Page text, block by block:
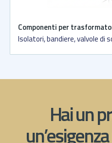
Componenti per
Isolatori, bandiere, valvole di
Hai un